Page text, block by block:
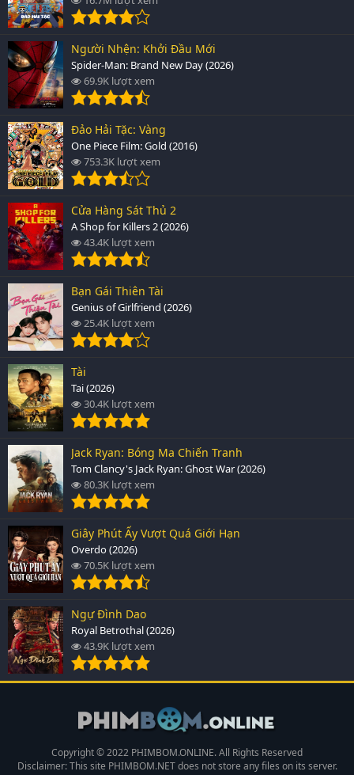
Người Nhện: Khởi Đầu Mới
Spider-Man: Brand New Day (2026)
69.9K lượt xem
Đảo Hải Tặc: Vàng
One Piece Film: Gold (2016)
753.3K lượt xem
Cửa Hàng Sát Thủ 2
A Shop for Killers 2 (2026)
43.4K lượt xem
Bạn Gái Thiên Tài
Genius of Girlfriend (2026)
25.4K lượt xem
Tài
Tai (2026)
30.4K lượt xem
Jack Ryan: Bóng Ma Chiến Tranh
Tom Clancy's Jack Ryan: Ghost War (2026)
80.3K lượt xem
Giây Phút Ấy Vượt Quá Giới Hạn
Overdo (2026)
70.5K lượt xem
Ngự Đình Dao
Royal Betrothal (2026)
43.9K lượt xem
Copyright © 2022 PHIMBOM.ONLINE. All Rights Reserved
Disclaimer: This site PHIMBOM.NETdoes not store any files on its server.